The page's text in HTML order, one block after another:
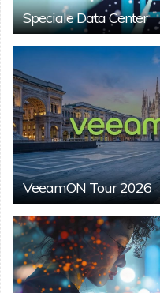
Speciale Data Center
VeeamON Tour 2026